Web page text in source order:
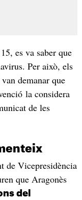
es va saber que
Per això, els
demanar que
la considera
de les
de Vicepresidència
que Aragonès
del